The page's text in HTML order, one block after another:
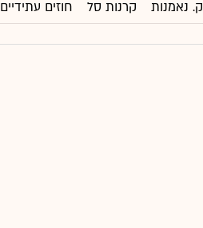
ק. נאמנות קרנות סל חוזים עתידיים